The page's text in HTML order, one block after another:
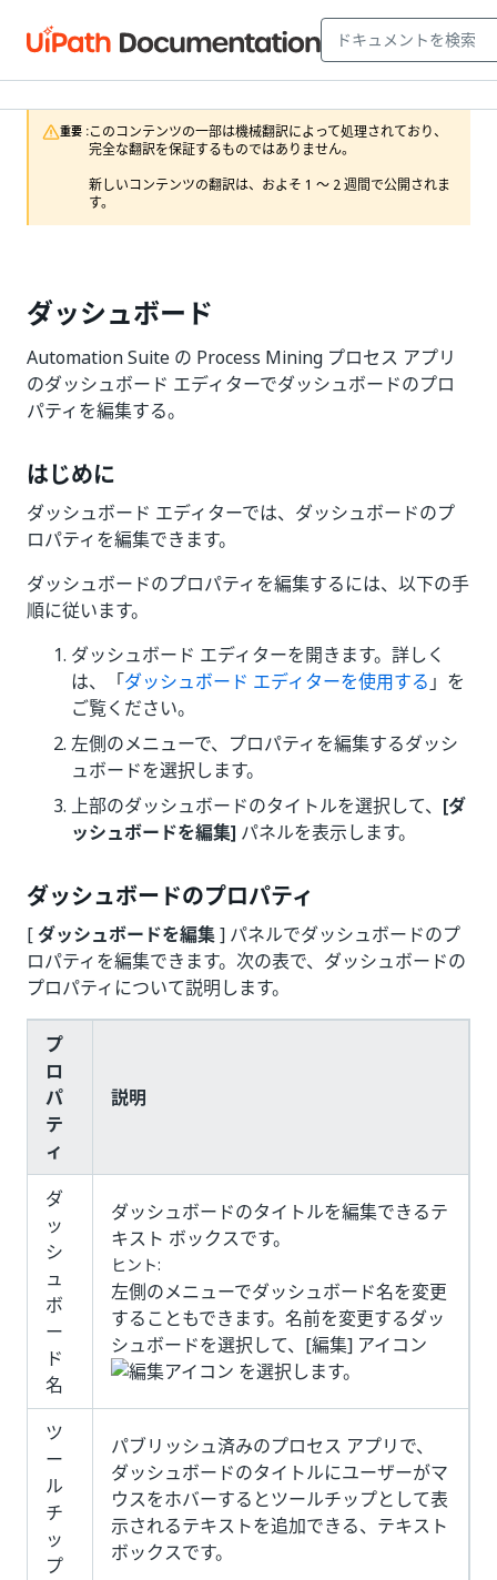
重要 :このコンテンツの一部は機械翻訳によって処理されており、
完全な翻訳を保証するものではありません。
新しいコンテンツの翻訳は、およそ 1 ～ 2 週間で公開されま
す。
ダッシュボード
Automation Suite の Process Mining プロセス アプリ
のダッシュボード エディターでダッシュボードのプロ
パティを編集する。
はじめに
ダッシュボード エディターでは、ダッシュボードのプ
ロパティを編集できます。
ダッシュボードのプロパティを編集するには、以下の手
順に従います。
ダッシュボード エディターを開きます。詳しく
は、「ダッシュボード エディターを使用する 」を
ご覧ください。
左側のメニューで、プロパティを編集するダッシ
ュボードを選択します。
上部のダッシュボードのタイトルを選択して、 [ダ
ッシュボードを編集] パネルを表示します。
ダッシュボードのプロパティ
[ ダッシュボードを編集] パネルでダッシュボードのプ
ロパティを編集できます。次の表で、ダッシュボードの
プロパティについて説明します。
プ
ロ
パ
テ
ィ
説明
ダ
ッ
シ
ュ
ボ
ー
ド
名
ダッシュボードのタイトルを編集できるテ
キスト ボックスです。
ヒント:
左側のメニューでダッシュボード名を変更
することもできます。名前を変更するダッ
シュボードを選択して、[編集] アイコン
を選択します。
ツ
ー
ル
チ
ッ
プ
パブリッシュ済みのプロセス アプリで、
ダッシュボードのタイトルにユーザーがマ
ウスをホバーするとツールチップとして表
示されるテキストを追加できる、テキスト
ボックスです。